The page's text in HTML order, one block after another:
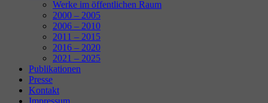
Werke im öffentlichen Raum
2000 – 2005
2006 – 2010
2011 – 2015
2016 – 2020
2021 – 2025
Publikationen
Presse
Kontakt
Impressum